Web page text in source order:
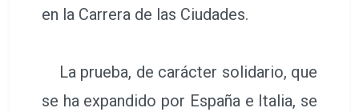
en la Carrera de las Ciudades.
La prueba, de carácter solidario, que
se ha expandido por España e Italia, se